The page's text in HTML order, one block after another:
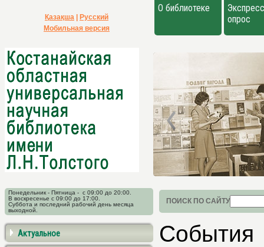
Қазақша
Русский
Мобильная версия
О библиотеке
опрос
Понедельник - Пятница - с 09:00 до 20:00.
В воскресенье с 09:00 до 17:00.
Суббота и последний рабочий день месяца
выходной.
ПОИСК ПО САЙТУ
Актуальное
События